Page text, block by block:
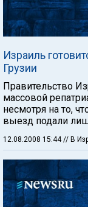
Израиль
Грузии
Правительство
массовой
несмотря на то,
выезд подали
12.08.2008 15:44 // В